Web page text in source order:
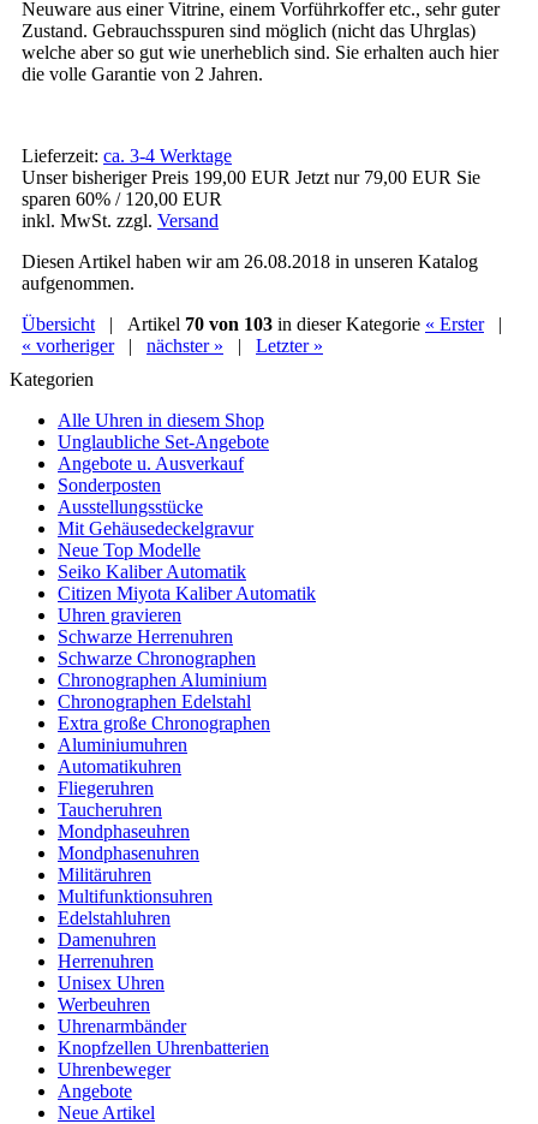
Neuware aus einer Vitrine, einem Vorführkoffer etc., sehr guter
Zustand. Gebrauchsspuren sind möglich (nicht das Uhrglas)
welche aber so gut wie unerheblich sind. Sie erhalten auch hier
die volle Garantie von 2 Jahren.
Lieferzeit: ca. 3-4 Werktage
Unser bisheriger Preis 199,00 EUR Jetzt nur 79,00 EUR Sie
sparen 60% / 120,00 EUR
inkl. MwSt. zzgl. Versand
Diesen Artikel haben wir am 26.08.2018 in unseren Katalog
aufgenommen.
Übersicht | Artikel 70 von 103 in dieser Kategorie « Erster|
« vorheriger| nächster » | Letzter »
Kategorien
Alle Uhren in diesem Shop
Unglaubliche Set-Angebote
Angebote u. Ausverkauf
Sonderposten
Ausstellungsstücke
Mit Gehäusedeckelgravur
Neue Top Modelle
Seiko Kaliber Automatik
Citizen Miyota Kaliber Automatik
Uhren gravieren
Schwarze Herrenuhren
Schwarze Chronographen
Chronographen Aluminium
Chronographen Edelstahl
Extra große Chronographen
Aluminiumuhren
Automatikuhren
Fliegeruhren
Taucheruhren
Mondphaseuhren
Mondphasenuhren
Militäruhren
Multifunktionsuhren
Edelstahluhren
Damenuhren
Herrenuhren
Unisex Uhren
Werbeuhren
Uhrenarmbänder
Knopfzellen Uhrenbatterien
Uhrenbeweger
Angebote
Neue Artikel